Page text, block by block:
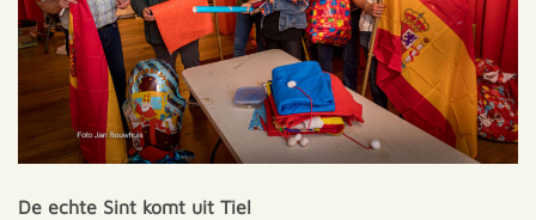
De echte Sint komt uit Tiel